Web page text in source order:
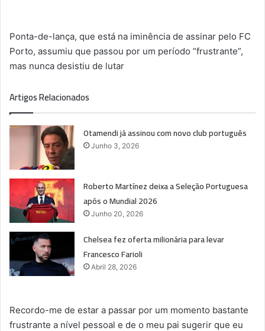
Ponta-de-lança, que está na iminência de assinar pelo FC
Porto, assumiu que passou por um período “frustrante”,
mas nunca desistiu de lutar
Artigos Relacionados
Otamendi já assinou com novo club português
Junho 3, 2026
Roberto Martínez deixa a Seleção Portuguesa
após o Mundial 2026
Junho 20, 2026
Chelsea fez oferta milionária para levar
Francesco Farioli
Abril 28, 2026
Recordo-me de estar a passar por um momento bastante
frustrante a nível pessoal e de o meu pai sugerir que eu